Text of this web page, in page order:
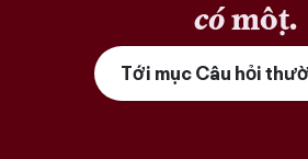
cómột.
Tới mục Câu hỏi